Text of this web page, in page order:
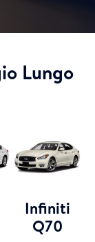
Lungo
Infiniti
Q70